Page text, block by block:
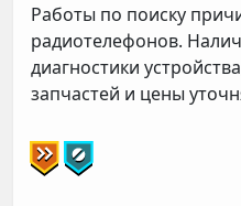
Работы по поиску
радиотелефонов.
диагностики
запчастей и цены